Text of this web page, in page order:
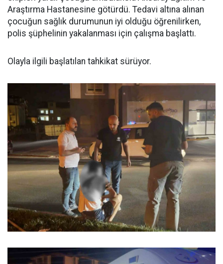
Araştırma Hastanesine götürdü. Tedavi altına alınan
çocuğun sağlık durumunun iyi olduğu öğrenilirken,
polis şüphelinin yakalanması için çalışma başlattı.
Olayla ilgili başlatılan tahkikat sürüyor.